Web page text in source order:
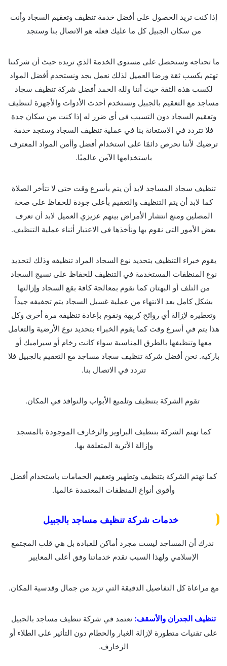
إذا كنت تريد الحصول على أفضل خدمة تنظيف وتعقيم السجاد وأنت
من سكان الجبيل كل ما عليك فعله هو الاتصال بنا وستجد
ما تحتاجه وستحصل على مستوى الخدمة الذي تريده حيث أن شركتنا
تهتم بكسب ثقة ورضا العميل لذلك نعمل بجد ونستخدم أفضل المواد
لكسب هذه الثقة حيث أننا ولله الحمد أفضل شركة تنظيف سجاد
مساجد مع التعقيم بالجبيل ونستخدم أحدث الأدوات والأجهزة لتنظيف
وتعقيم السجاد دون التسبب في أي ضرر له إذا كنت من سكان جدة
فلا تتردد في الاستعانة بنا في عملية تنظيف السجاد وستجد خدمة
ترضيك لأننا نحرص دائمًا على استخدام أفضل وأأمن المواد المعترف
باستخدامها الآمن عالميًا.
تنظيف سجاد المساجد لابد أن يتم بأسرع وقت حتى لا تتأخر الصلاة
كما لابد أن يتم التنظيف والتعقيم بأعلى جودة للحفاظ على صحة
المصلين ومنع انتشار الأمراض بينهم عزيزي العميل لابد أن تعرف
بعض الأمور التي نقوم بها ونأخذها في الاعتبار أثناء عملية التنظيف.
يقوم خبراء التنظيف بتحديد نوع السجاد المراد تنظيفه وذلك لتحديد
نوع المنظفات المستخدمة في التنظيف للحفاظ على نسيج السجاد
من التلف أو البهتان كما نقوم بمعالجة كافة بقع السجاد وإزالتها
بشكل كامل بعد الانتهاء من عملية غسيل السجاد يتم تجفيفه جيداً
وتعطيره لإزالة أي روائح كريهة ونقوم بإعادة تنظيفه مرة أخرى وكل
هذا يتم في أسرع وقت كما يقوم الخبراء بتحديد نوع الأرضية والتعامل
معها وتنظيفها بالطرق المناسبة سواء كانت رخام أو سيراميك أو
باركيه. نحن أفضل شركة تنظيف سجاد مساجد مع التعقيم بالجبيل فلا
تتردد في الاتصال بنا.
تقوم الشركة بتنظيف وتلميع الأبواب والنوافذ في المكان.
كما تهتم الشركة بتنظيف البراويز والزخارف الموجودة بالمسجد
وإزالة الأتربة المتعلقة بها.
كما تهتم الشركة بتنظيف وتطهير وتعقيم الحمامات باستخدام أفضل
وأقوى أنواع المنظفات المعتمدة عالميا.
خدمات شركة تنظيف مساجد بالجبيل
ندرك أن المساجد ليست مجرد أماكن للعبادة بل هي قلب المجتمع
الإسلامي ولهذا السبب نقدم خدماتنا وفق أعلى المعايير
مع مراعاة كل التفاصيل الدقيقة التي تزيد من جمال وقدسية المكان.
تنظيف الجدران والأسقف: نعتمد في شركة تنظيف مساجد بالجبيل
على تقنيات متطورة لإزالة الغبار والحطام دون التأثير على الطلاء أو
الزخارف.